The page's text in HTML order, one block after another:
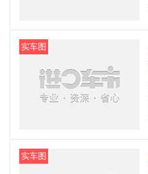
实车图
实车图